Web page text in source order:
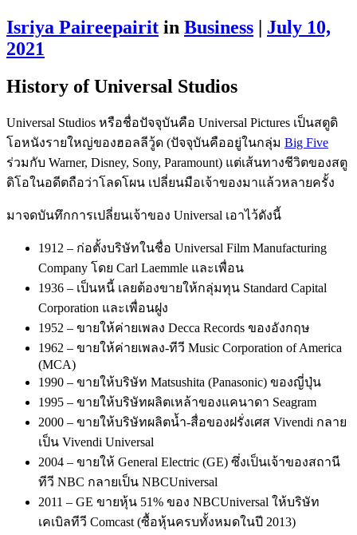
Isriya Paireepairit in Business | July 10,
2021
History of Universal Studios
Universal Studios หรือชื่อปัจจุบันคือ Universal Pictures เป็นสตูดิ
โอหนังรายใหญ่ของฮอลลีวู้ด (ปัจจุบันคืออยู่ในกลุ่ม Big Five
ร่วมกับ Warner, Disney, Sony, Paramount) แต่เส้นทางชีวิตของสตู
ดิโอในอดีตถือว่าโลดโผน เปลี่ยนมือเจ้าของมาแล้วหลายครั้ง
มาจดบันทึกการเปลี่ยนเจ้าของ Universal เอาไว้ดังนี้
1912 – ก่อตั้งบริษัทในชื่อ Universal Film Manufacturing
Company โดย Carl Laemmle และเพื่อน
1936 – เป็นหนี้ เลยต้องขายให้กลุ่มทุน Standard Capital
Corporation และเพื่อนฝูง
1952 – ขายให้ค่ายเพลง Decca Records ของอังกฤษ
1962 – ขายให้ค่ายเพลง-ทีวี Music Corporation of America
(MCA)
1990 – ขายให้บริษัท Matsushita (Panasonic) ของญี่ปุ่น
1995 – ขายให้บริษัทผลิตเหล้าของแคนาดา Seagram
2000 – ขายให้บริษัทผลิตน้ำ-สื่อของฝรั่งเศส Vivendi กลาย
เป็น Vivendi Universal
2004 – ขายให้ General Electric (GE) ซึ่งเป็นเจ้าของสถานี
ทีวี NBC กลายเป็น NBCUniversal
2011 – GE ขายหุ้น 51% ของ NBCUniversal ให้บริษัท
เคเบิลทีวี Comcast (ซื้อหุ้นครบทั้งหมดในปี 2013)